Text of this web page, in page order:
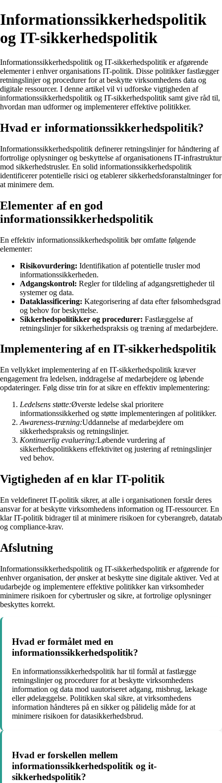
Informationssikkerhedspolitik
og IT-sikkerhedspolitik
Informationssikkerhedspolitik og IT-sikkerhedspolitik er afgørende
elementer i enhver organisations IT-politik. Disse politikker fastlægger
retningslinjer og procedurer for at beskytte virksomhedens data og
digitale ressourcer. I denne artikel vil vi udforske vigtigheden af
informationssikkerhedspolitik og IT-sikkerhedspolitik samt give råd til,
hvordan man udformer og implementerer effektive politikker.
Hvad er informationssikkerhedspolitik?
Informationssikkerhedspolitik definerer retningslinjer for håndtering af
fortrolige oplysninger og beskyttelse af organisationens IT-infrastruktur
mod sikkerhedstrusler. En solid informationssikkerhedspolitik
identificerer potentielle risici og etablerer sikkerhedsforanstaltninger for
at minimere dem.
Elementer af en god
informationssikkerhedspolitik
En effektiv informationssikkerhedspolitik bør omfatte følgende
elementer:
Risikovurdering: Identifikation af potentielle trusler mod
informationssikkerheden.
Adgangskontrol: Regler for tildeling af adgangsrettigheder til
systemer og data.
Dataklassificering: Kategorisering af data efter følsomhedsgrad
og behov for beskyttelse.
Sikkerhedspolitikker og procedurer: Fastlæggelse af
retningslinjer for sikkerhedspraksis og træning af medarbejdere.
Implementering af en IT-sikkerhedspolitik
En vellykket implementering af en IT-sikkerhedspolitik kræver
engagement fra ledelsen, inddragelse af medarbejdere og løbende
opdateringer. Følg disse trin for at sikre en effektiv implementering:
Ledelsens støtte:Øverste ledelse skal prioritere
informationssikkerhed og støtte implementeringen af politikker.
Awareness-træning:Uddannelse af medarbejdere om
sikkerhedspraksis og retningslinjer.
Kontinuerlig evaluering:Løbende vurdering af
sikkerhedspolitikkens effektivitet og justering af retningslinjer
ved behov.
Vigtigheden af en klar IT-politik
En veldefineret IT-politik sikrer, at alle i organisationen forstår deres
ansvar for at beskytte virksomhedens information og IT-ressourcer. En
klar IT-politik bidrager til at minimere risikoen for cyberangreb, datatab
og compliance-krav.
Afslutning
Informationssikkerhedspolitik og IT-sikkerhedspolitik er afgørende for
enhver organisation, der ønsker at beskytte sine digitale aktiver. Ved at
udarbejde og implementere effektive politikker kan virksomheder
minimere risikoen for cybertrusler og sikre, at fortrolige oplysninger
beskyttes korrekt.
Hvad er formålet med en
informationssikkerhedspolitik?
En informationssikkerhedspolitik har til formål at fastlægge
retningslinjer og procedurer for at beskytte virksomhedens
information og data mod uautoriseret adgang, misbrug, lækage
eller ødelæggelse. Politikken skal sikre, at virksomhedens
information håndteres på en sikker og pålidelig måde for at
minimere risikoen for datasikkerhedsbrud.
Hvad er forskellen mellem
informationssikkerhedspolitik og it-
sikkerhedspolitik?